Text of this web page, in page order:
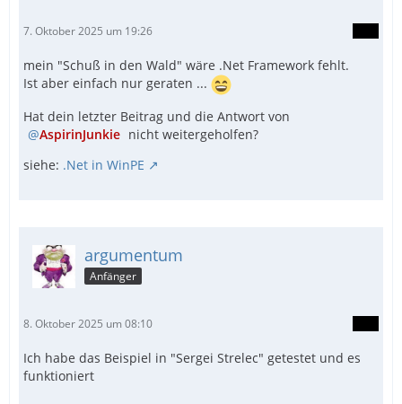
7. Oktober 2025 um 19:26
mein "Schuß in den Wald" wäre .Net Framework fehlt.
Ist aber einfach nur geraten ...
Hat dein letzter Beitrag und die Antwort von
AspirinJunkie nicht weitergeholfen?
siehe: .Net in WinPE
argumentum
Anfänger
8. Oktober 2025 um 08:10
Ich habe das Beispiel in "Sergei Strelec" getestet und es
funktioniert